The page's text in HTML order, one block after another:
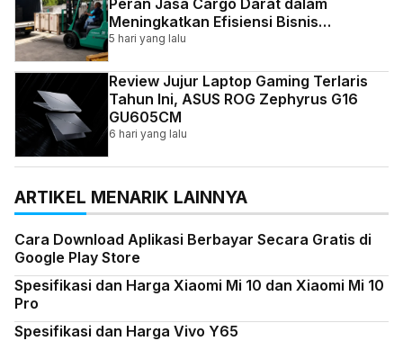
Meningkatkan Efisiensi Bisnis
Indonesia
5 hari yang lalu
Review Jujur Laptop Gaming Terlaris
Tahun Ini, ASUS ROG Zephyrus G16
GU605CM
6 hari yang lalu
ARTIKEL MENARIK LAINNYA
Cara Download Aplikasi Berbayar Secara Gratis di
Google Play Store
Spesifikasi dan Harga Xiaomi Mi 10 dan Xiaomi Mi 10
Pro
Spesifikasi dan Harga Vivo Y65